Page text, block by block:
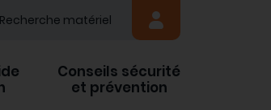
Recherche matériel
Conseils sécurité
et prévention